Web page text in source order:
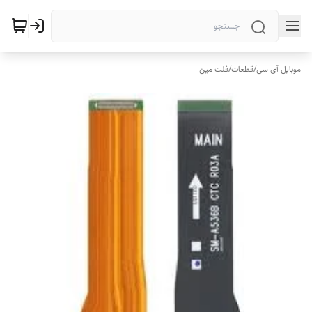
موبایل آی سی/قطعات/فلت مین